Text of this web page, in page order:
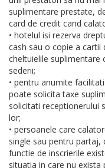
suplimentare prestate,
card de credit cand
• hotelul isi rezerva
cash sau o copie a cartii
cheltuielile suplimentare
sederii;
• pentru anumite
poate solicita taxe
solicitati receptionerului
lor;
• persoanele care
single sau pentru partaj,
functie de inscrierile
situatia in care nu